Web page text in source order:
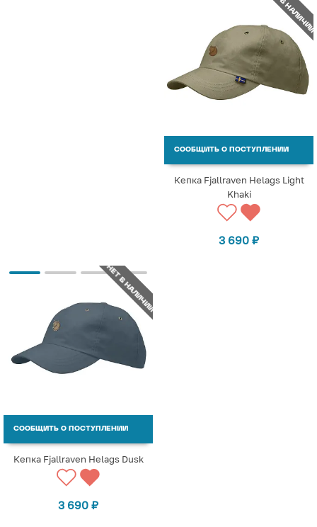
СООБЩИТЬ О ПОСТУПЛЕНИИ
Кепка Fjallraven Helags Light
Khaki
3 690 ₽
НЕТ В НАЛИЧИИ
СООБЩИТЬ О ПОСТУПЛЕНИИ
Кепка Fjallraven Helags Dusk
3 690 ₽